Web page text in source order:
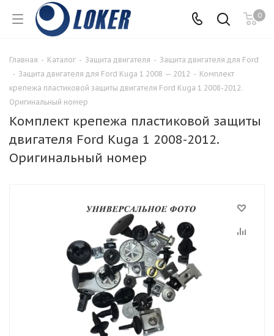
0
Главная - Каталог - Защита двигателя - Защита двигателя для Ford
- Защита двигателя для Ford Kuga 1 2008 — 2012 - Комплект
крепежа пластиковой защиты двигателя Ford Kuga 1 2008-2012.
Оригинальный номер
Комплект крепежа пластиковой защиты
двигателя Ford Kuga 1 2008-2012.
Оригинальный номер